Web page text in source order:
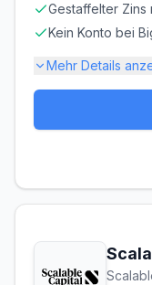
Gestaffelter Zins
Kein Konto bei
Mehr Details
MINDESTEINLAGE